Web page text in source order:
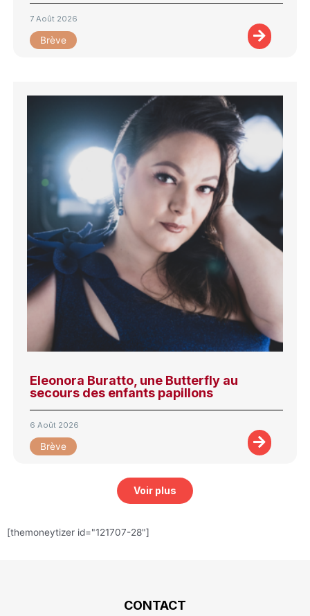
7 Août 2026
Brève
Eleonora Buratto, une Butterfly au
secours des enfants papillons
6 Août 2026
Brève
Voir plus
[themoneytizer id="121707-28"]
CONTACT